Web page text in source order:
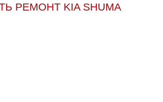
РЕМОНТ KIA SHUMA